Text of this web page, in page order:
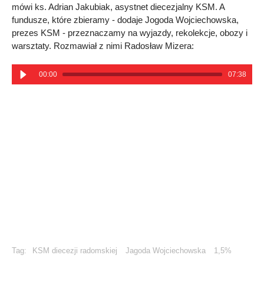
mówi ks. Adrian Jakubiak, asystnet diecezjalny KSM. A
fundusze, które zbieramy - dodaje Jogoda Wojciechowska,
prezes KSM - przeznaczamy na wyjazdy, rekolekcje, obozy i
warsztaty. Rozmawiał z nimi Radosław Mizera:
00:00 07:38
Tag: KSM diecezji radomskiej Jagoda Wojciechowska 1,5%